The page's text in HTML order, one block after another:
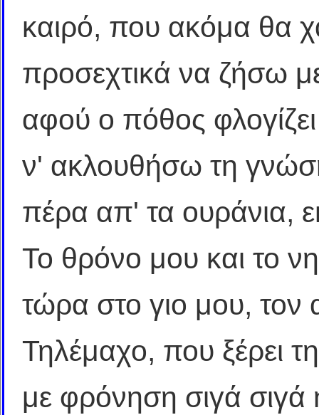
καιρό, που ακόμα θα
προσεχτικά να ζήσω
αφού ο πόθος
ν' ακλουθήσω τη
πέρα απ' τα ουράνια,
Το θρόνο μου και το
τώρα στο γιο μου, τον
Τηλέμαχο, που ξέρει
με φρόνηση σιγά σιγά